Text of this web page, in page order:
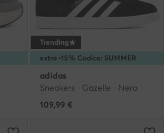
extra -15% Codice: SUMMER
Trending
adidas
Sneakers · Gazelle · Nero
109,99 €